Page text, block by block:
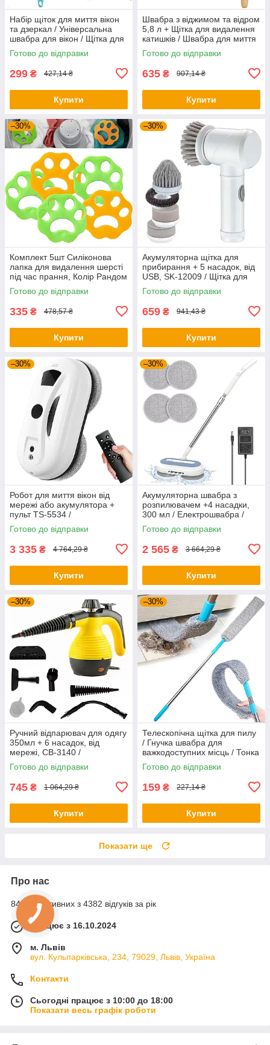
Набір щіток для миття вікон
та дзеркал / Універсальна
швабра для вікон / Щітка для
вікон / Скребок для миття
вікон
Готово до відправки
299 ₴ 427,14 ₴
Купити
Швабра з віджимом та відром
5,8 л + Щітка для видалення
катишків / Швабра для миття
підлоги
Готово до відправки
635 ₴ 907,14 ₴
Купити
–30%
Комплект 5шт Силіконова
лапка для видалення шерсті
під час прання, Колір Рандом
/ Лапка від шерсті
Готово до відправки
335 ₴ 478,57 ₴
Купити
–30%
Акумуляторна щітка для
прибирання + 5 насадок, від
USB, SK-12009 / Щітка для
миття посуду
Готово до відправки
659 ₴ 941,43 ₴
Купити
–30%
Робот для миття вікон від
мережі або акумулятора +
пульт TS-5534 /
Автоматичний робот мийник
вікон
Готово до відправки
3 335 ₴ 4 764,29 ₴
Купити
–30%
Акумуляторна швабра з
розпилювачем +4 насадки,
300 мл / Електрошвабра /
Електрична швабра для
миття підлоги
Готово до відправки
2 565 ₴ 3 664,29 ₴
Купити
–30%
Ручний відпарювач для одягу
350мл + 6 насадок, від
мережі, СВ-3140 /
Пароочисник для одягу
Готово до відправки
745 ₴ 1 064,29 ₴
Купити
–30%
Телескопічна щітка для пилу
/ Гнучка швабра для
важкодоступних місць / Тонка
швабра для сухого
прибирання
Готово до відправки
159 ₴ 227,14 ₴
Купити
Показати ще
Про нас
84% позитивних з 4382 відгуків за рік
Працює з 16.10.2024
м. Львів
вул. Кульпарківська, 234, 79029, Львів, Україна
Контакти
Сьогодні працює з 10:00 до 18:00
Показати весь графік роботи